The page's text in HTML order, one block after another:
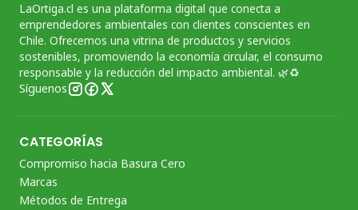
LaOrtiga.cl es una plataforma digital que conecta a
emprendedores ambientales con clientes conscientes en
Chile. Ofrecemos una vitrina de productos y servicios
sostenibles, promoviendo la economía circular, el consumo
responsable y la reducción del impacto ambiental. 🌿♻️
Síguenos
CATEGORÍAS
Compromiso hacia Basura Cero
Marcas
Métodos de Entrega